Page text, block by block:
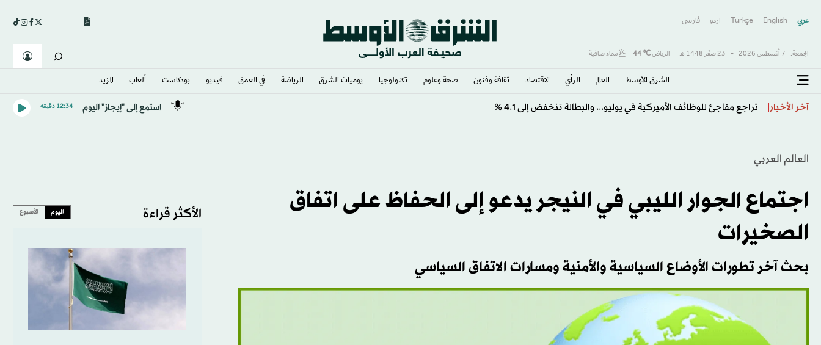
عربي English
Türkçe اردو فارسى
الجمعة, 7 أغسطس 2026 - 23 صفَر 1448 هـ الرياض℃
44 سماء صافية
الشرق الأوسط​ العالم الرأي الاقتصاد ثقافة وفنون صحة وعلوم تكنولوجيا يوميات الشرق​ الرياضة في العمق فيديو بودكاست ألعاب المزيد
آخر الأخبار استمع إلى "إيجاز" اليوم 12:34 دقيقه
العالم العربي
اجتماع الجوار الليبي في النيجر يدعو إلى الحفاظ على اتفاق
الصخيرات
بحث آخر تطورات الأوضاع السياسية والأمنية ومسارات الاتفاق السياسي
الأكثر قراءة اليوم الأسبوع